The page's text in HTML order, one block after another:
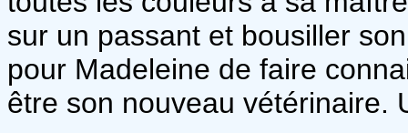
sur un passant et bousiller
pour Madeleine de faire
être son nouveau vétérinaire.